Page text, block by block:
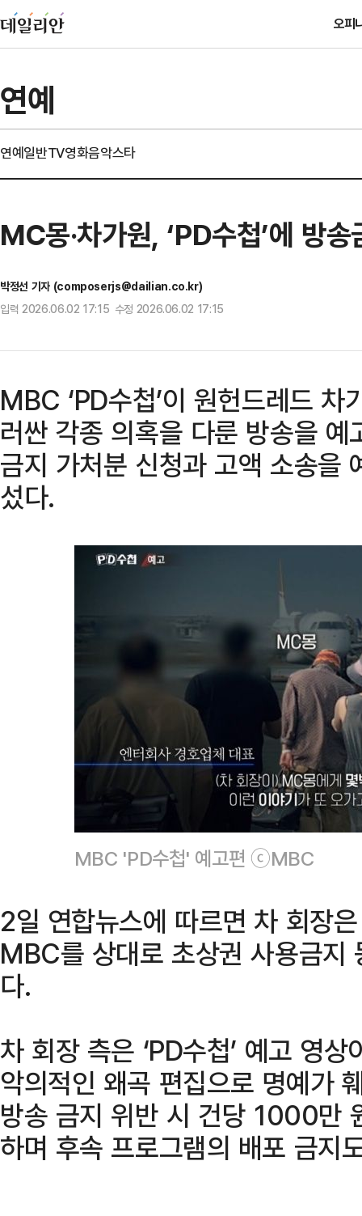
오피
연예
연예일반TV영화음악스타
MC몽·차가원, ‘PD수첩’에 방
박정선 기자 (composerjs@dailian.co.kr)
입력 2026.06.02 17:15 수정 2026.06.02 17:15
MBC ‘PD수첩’이 원헌드레드
러싼 각종 의혹을 다룬 방송을
금지 가처분 신청과 고액 소송을
섰다.
MBC 'PD수첩' 예고편 ⓒMBC
2일 연합뉴스에 따르면 차 회장
MBC를 상대로 초상권 사용금지
다.
차 회장 측은 ‘PD수첩’ 예고 영
악의적인 왜곡 편집으로 명예가
방송 금지 위반 시 건당 1000만
하며 후속 프로그램의 배포 금지